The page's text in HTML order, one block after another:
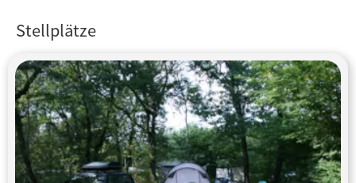
Stellplätze